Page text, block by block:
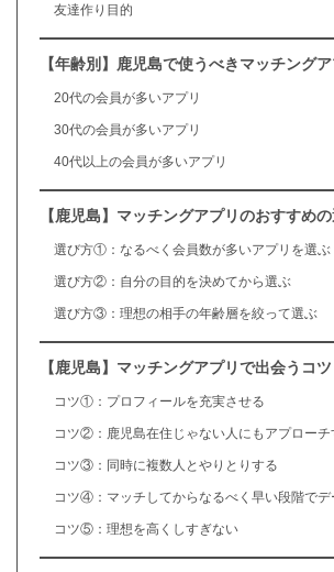
友達作り目的
【年齢別】鹿児島で使うべきマッチングア
20代の会員が多いアプリ
30代の会員が多いアプリ
40代以上の会員が多いアプリ
【鹿児島】マッチングアプリのおすすめ
選び方①：なるべく会員数が多いアプリを選ぶ
選び方②：自分の目的を決めてから選ぶ
選び方③：理想の相手の年齢層を絞って選ぶ
【鹿児島】マッチングアプリで出会うコツ
コツ①：プロフィールを充実させる
コツ②：鹿児島在住じゃない人にもアプローチ
コツ③：同時に複数人とやりとりする
コツ④：マッチしてからなるべく早い段階でデ
コツ⑤：理想を高くしすぎない